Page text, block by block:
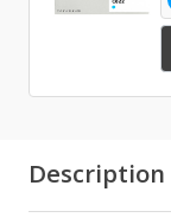
Description